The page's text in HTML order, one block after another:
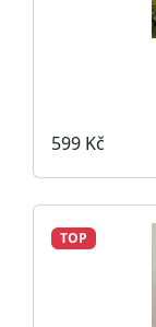
599 Kč
TOP